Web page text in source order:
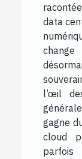
data
l’œil
gagne
cloud
parfois